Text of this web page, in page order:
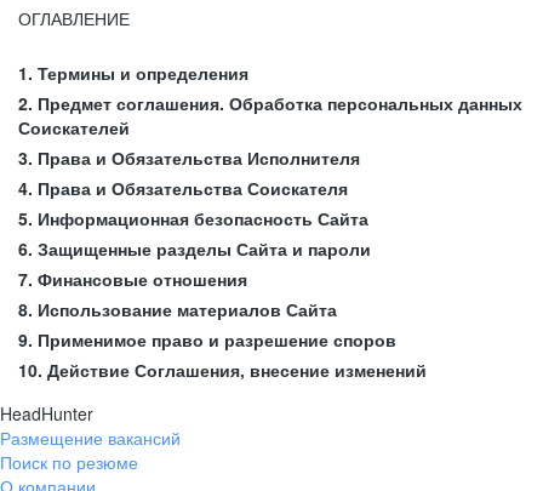
ОГЛАВЛЕНИЕ
1. Термины и определения
2. Предмет соглашения. Обработка персональных данных
Соискателей
3. Права и Обязательства Исполнителя
4. Права и Обязательства Соискателя
5. Информационная безопасность Сайта
6. Защищенные разделы Сайта и пароли
7. Финансовые отношения
8. Использование материалов Сайта
9. Применимое право и разрешение споров
10. Действие Соглашения, внесение изменений
HeadHunter
Размещение вакансий
Поиск по резюме
О компании